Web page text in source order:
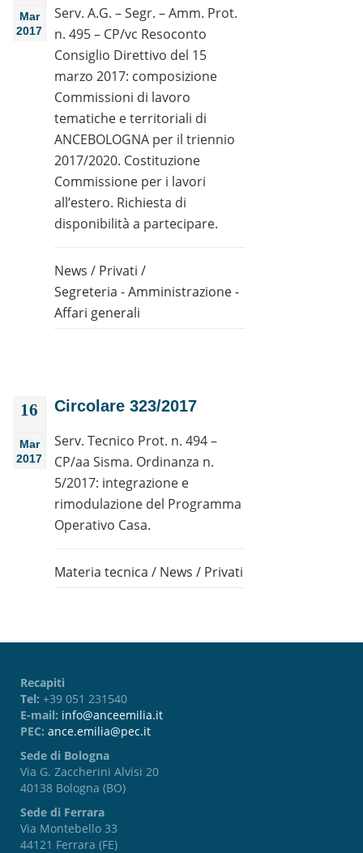
Mar
2017
Serv. A.G. – Segr. – Amm. Prot.
n. 495 – CP/vc Resoconto
Consiglio Direttivo del 15
marzo 2017: composizione
Commissioni di lavoro
tematiche e territoriali di
ANCEBOLOGNA per il triennio
2017/2020. Costituzione
Commissione per i lavori
all’estero. Richiesta di
disponibilità a partecipare.
News / Privati /
Segreteria - Amministrazione -
Affari generali
16
Mar
2017
Circolare 323/2017
Serv. Tecnico Prot. n. 494 –
CP/aa Sisma. Ordinanza n.
5/2017: integrazione e
rimodulazione del Programma
Operativo Casa.
Materia tecnica / News / Privati
Recapiti
Tel: +39 051 231540
E-mail: info@anceemilia.it
PEC: ance.emilia@pec.it
Sede di Bologna
Via G. Zaccherini Alvisi 20
40138 Bologna (BO)
Sede di Ferrara
Via Montebello 33
44121 Ferrara (FE)